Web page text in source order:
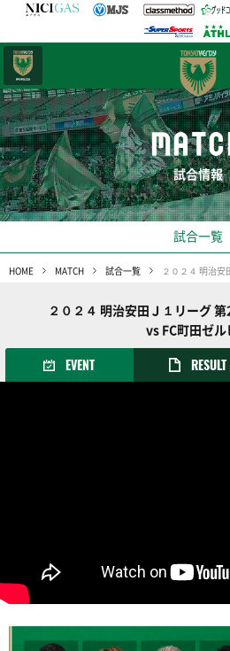
試合情報
試合一覧
HOME MATCH 試合一覧
２０２４ 明治安田Ｊ１リーグ
vs FC町田ゼル
EVENT RESULT